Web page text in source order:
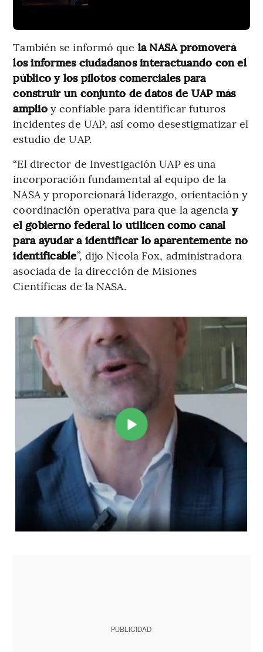
También se informó que la NASA promoverá
los informes ciudadanos interactuando con el
público y los pilotos comerciales para
construir un conjunto de datos de UAP más
amplioy confiable para identificar futuros
incidentes de UAP, así como desestigmatizar el
estudio de UAP.
“El director de Investigación UAP es una
incorporación fundamental al equipo de la
NASA y proporcionará liderazgo, orientación y
coordinación operativa para que la agencia y
el gobierno federal lo utilicen como canal
para ayudar a identificar lo aparentemente no
identificable”, dijo Nicola Fox, administradora
asociada de la dirección de Misiones
Científicas de la NASA.
PUBLICIDAD